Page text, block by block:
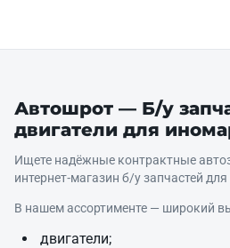
Автошрот — Б/у
двигатели для
Ищете надёжные контрактные
интернет‑магазин б/у запчастей
В нашем ассортименте — широкий
двигатели;